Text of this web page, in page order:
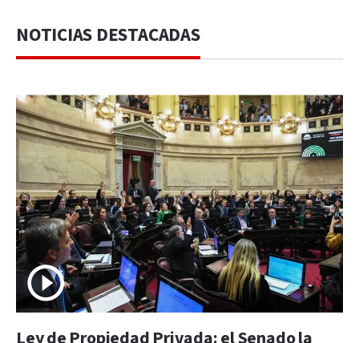
NOTICIAS DESTACADAS
Ley de Propiedad Privada: el Senado la